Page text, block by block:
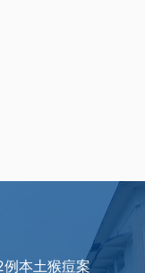
本土猴痘案